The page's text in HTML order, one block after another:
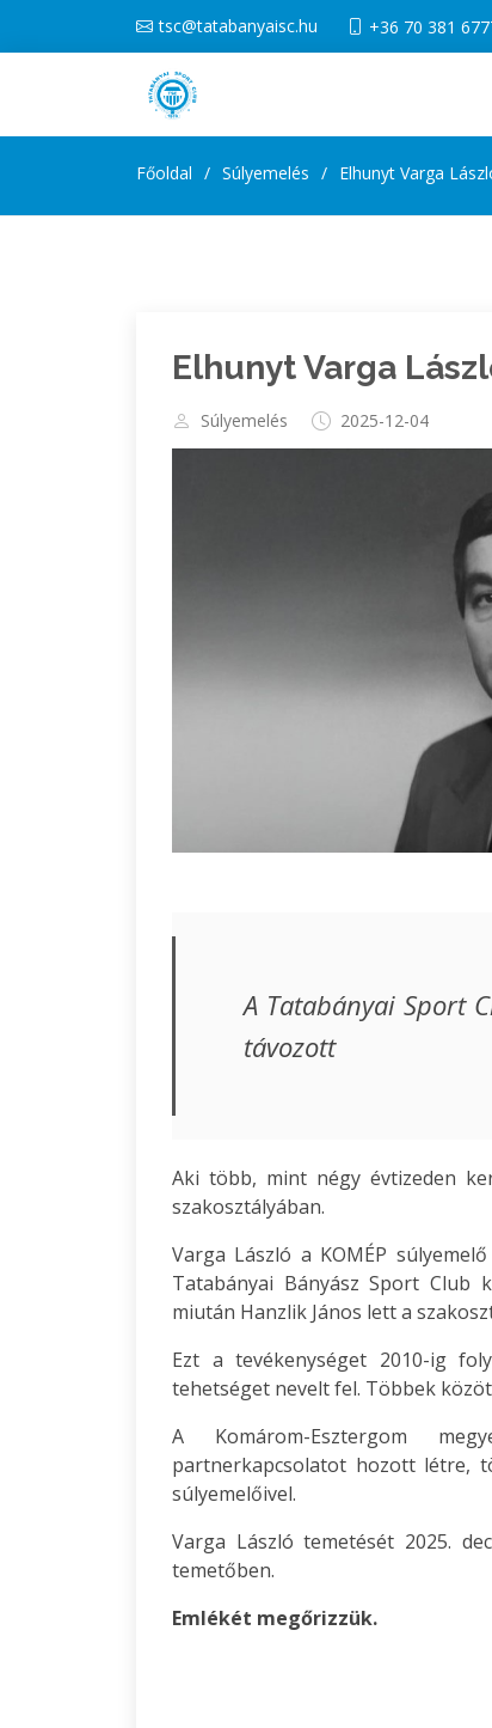
tsc@tatabanyaisc.hu +36 70 381
Főoldal Súlyemelés Elhunyt Varga
Elhunyt Varga
Súlyemelés 2025-12-04
A Tatabányai Sport
távozott
Aki több, mint négy évtizeden
szakosztályában.
Varga László a KOMÉP
Tatabányai Bányász Sport Club
miután Hanzlik János lett a
Ezt a tevékenységet 2010-ig
tehetséget nevelt fel. Többek
A Komárom-Esztergom
partnerkapcsolatot hozott létre,
súlyemelőivel.
Varga László temetését 2025.
temetőben.
Emlékét megőrizzük.